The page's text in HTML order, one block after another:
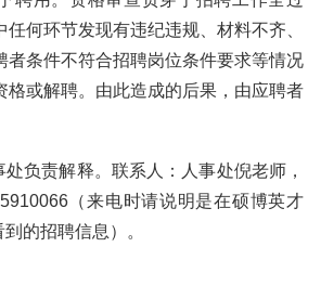
何环节发现有违纪违规、材料不齐、
者条件不符合招聘岗位条件要求等情况
格或解聘。由此造成的后果，由应聘者
负责解释。联系人：人事处倪老师，
（来电时请说明是在硕博英才
的招聘信息）。